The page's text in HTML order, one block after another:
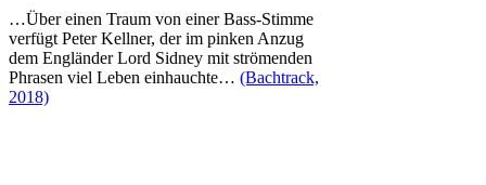
…Über einen Traum von einer Bass-Stimme
verfügt Peter Kellner, der im pinken Anzug
dem Engländer Lord Sidney mit strömenden
Phrasen viel Leben einhauchte… (Bachtrack,
2018)